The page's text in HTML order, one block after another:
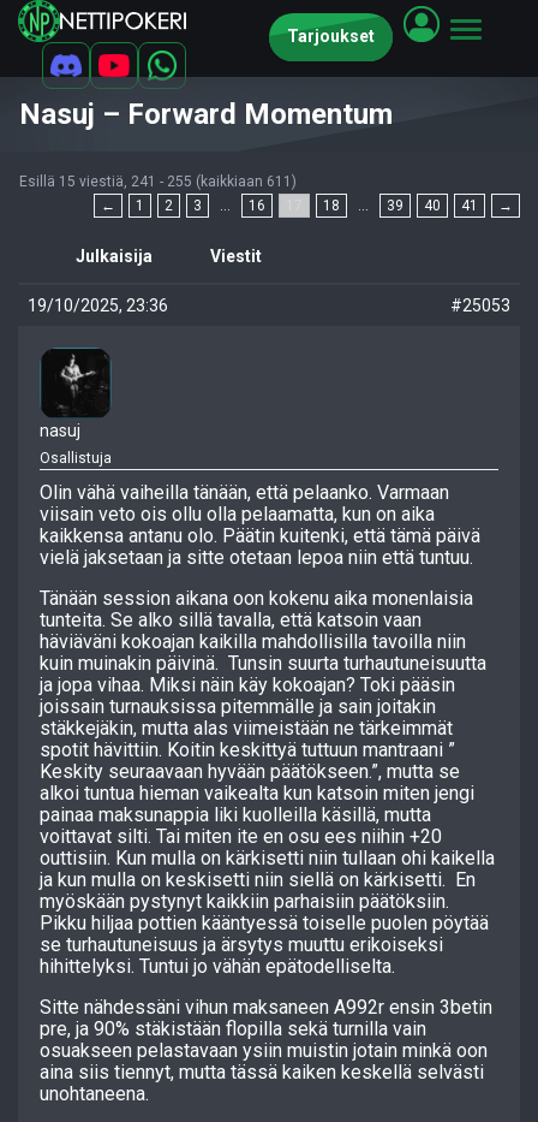
Tarjoukset
Nasuj – Forward Momentum
Esillä 15 viestiä, 241 - 255 (kaikkiaan 611)
←
1 2 3 … 16 18 … 39 40 41 →
Julkaisija Viestit
19/10/2025, 23:36 #25053
nasuj
Osallistuja
Olin vähä vaiheilla tänään, että pelaanko. Varmaan
viisain veto ois ollu olla pelaamatta, kun on aika
kaikkensa antanu olo. Päätin kuitenki, että tämä päivä
vielä jaksetaan ja sitte otetaan lepoa niin että tuntuu.
Tänään session aikana oon kokenu aika monenlaisia
tunteita. Se alko sillä tavalla, että katsoin vaan
häviäväni kokoajan kaikilla mahdollisilla tavoilla niin
kuin muinakin päivinä. Tunsin suurta turhautuneisuutta
ja jopa vihaa. Miksi näin käy kokoajan? Toki pääsin
joissain turnauksissa pitemmälle ja sain joitakin
stäkkejäkin, mutta alas viimeistään ne tärkeimmät
spotit hävittiin. Koitin keskittyä tuttuun mantraani ”
Keskity seuraavaan hyvään päätökseen.”, mutta se
alkoi tuntua hieman vaikealta kun katsoin miten jengi
painaa maksunappia liki kuolleilla käsillä, mutta
voittavat silti. Tai miten ite en osu ees niihin +20
outtisiin. Kun mulla on kärkisetti niin tullaan ohi kaikella
ja kun mulla on keskisetti niin siellä on kärkisetti. En
myöskään pystynyt kaikkiin parhaisiin päätöksiin.
Pikku hiljaa pottien kääntyessä toiselle puolen pöytää
se turhautuneisuus ja ärsytys muuttu erikoiseksi
hihittelyksi. Tuntui jo vähän epätodelliselta.
Sitte nähdessäni vihun maksaneen A992r ensin 3betin
pre, ja 90% stäkistään flopilla sekä turnilla vain
osuakseen pelastavaan ysiin muistin jotain minkä oon
aina siis tiennyt, mutta tässä kaiken keskellä selvästi
unohtaneena.